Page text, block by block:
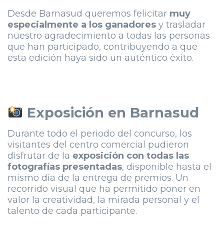
Desde Barnasud queremos felicitar muy
especialmente a los ganadores y trasladar
nuestro agradecimiento a todas las personas
que han participado, contribuyendo a que
esta edición haya sido un auténtico éxito.
Exposición en Barnasud
Durante todo el periodo del concurso, los
visitantes del centro comercial pudieron
disfrutar de la exposición con todas las
fotografías presentadas, disponible hasta el
mismo día de la entrega de premios. Un
recorrido visual que ha permitido poner en
valor la creatividad, la mirada personal y el
talento de cada participante.